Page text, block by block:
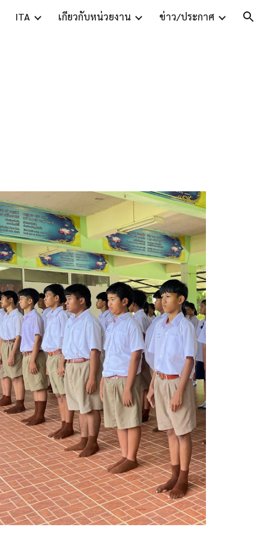
ITA เกี่ยวกับหน่วยงาน ข่าว/ประกาศ